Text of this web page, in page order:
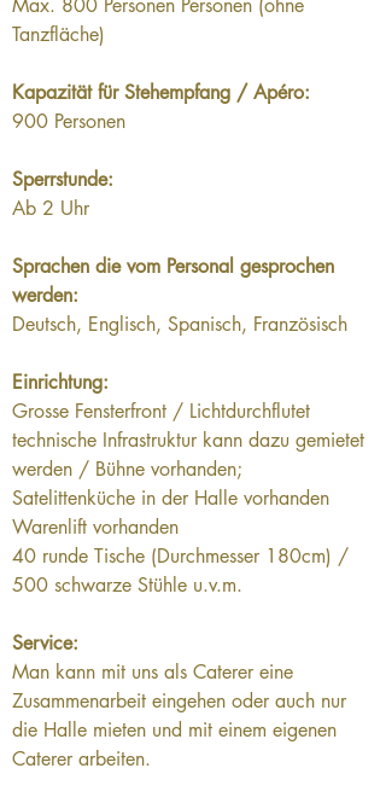
Max. 800 Personen Personen (ohne
Tanzfläche)
Kapazität für Stehempfang / Apéro:
900 Personen
Sperrstunde:
Ab 2 Uhr
Sprachen die vom Personal gesprochen
werden:
Deutsch, Englisch, Spanisch, Französisch
Einrichtung:
Grosse Fensterfront / Lichtdurchflutet
technische Infrastruktur kann dazu gemietet
werden / Bühne vorhanden;
Satelittenküche in der Halle vorhanden
Warenlift vorhanden
40 runde Tische (Durchmesser 180cm) /
500 schwarze Stühle u.v.m.
Service:
Man kann mit uns als Caterer eine
Zusammenarbeit eingehen oder auch nur
die Halle mieten und mit einem eigenen
Caterer arbeiten.